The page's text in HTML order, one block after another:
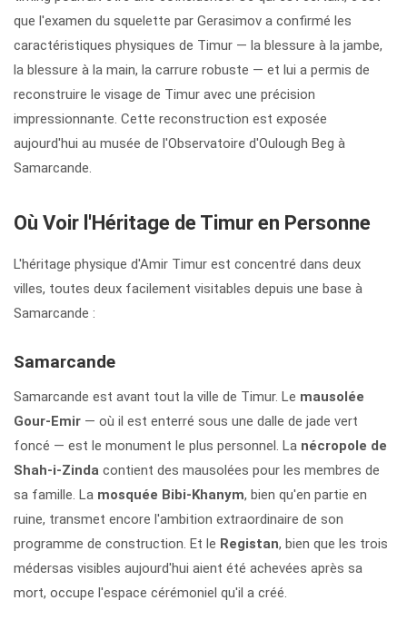
que l'examen du squelette par Gerasimov a confirmé les
caractéristiques physiques de Timur — la blessure à la jambe,
la blessure à la main, la carrure robuste — et lui a permis de
reconstruire le visage de Timur avec une précision
impressionnante. Cette reconstruction est exposée
aujourd'hui au musée de l'Observatoire d'Oulough Beg à
Samarcande.
Où Voir l'Héritage de Timur en Personne
L'héritage physique d'Amir Timur est concentré dans deux
villes, toutes deux facilement visitables depuis une base à
Samarcande :
Samarcande
Samarcande est avant tout la ville de Timur. Le mausolée
Gour-Emir — où il est enterré sous une dalle de jade vert
foncé — est le monument le plus personnel. La nécropole de
Shah-i-Zinda contient des mausolées pour les membres de
sa famille. La mosquée Bibi-Khanym, bien qu'en partie en
ruine, transmet encore l'ambition extraordinaire de son
programme de construction. Et le Registan, bien que les trois
médersas visibles aujourd'hui aient été achevées après sa
mort, occupe l'espace cérémoniel qu'il a créé.